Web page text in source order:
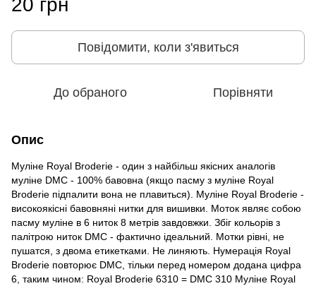
Повідомити, коли з'явиться
До обраного Порівняти
Опис
Муліне Royal Broderie - один з найбільш якісних аналогів
муліне DMC - 100% бавовна (якщо пасму з муліне Royal
Broderie підпалити вона не плавиться). Муліне Royal Broderie -
високоякісні бавовняні нитки для вишивки. Моток являє собою
пасму муліне в 6 ниток 8 метрів завдовжки. Збіг кольорів з
палітрою ниток DMC - фактично ідеальний. Мотки рівні, не
пушатся, з двома етикетками. Не линяють. Нумерація Royal
Broderie повторює DMC, тільки перед номером додана цифра
6, таким чином: Royal Broderie 6310 = DMC 310 Муліне Royal